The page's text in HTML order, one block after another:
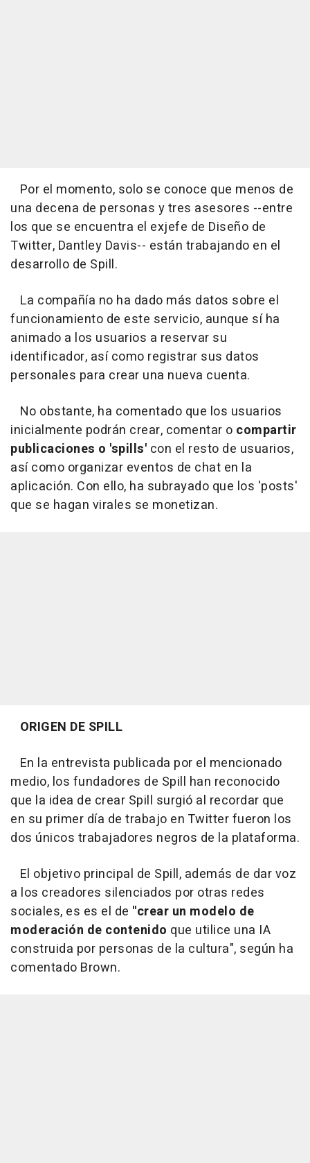
Por el momento, solo se conoce que menos de
una decena de personas y tres asesores --entre
los que se encuentra el exjefe de Diseño de
Twitter, Dantley Davis-- están trabajando en el
desarrollo de Spill.
La compañía no ha dado más datos sobre el
funcionamiento de este servicio, aunque sí ha
animado a los usuarios a reservar su
identificador, así como registrar sus datos
personales para crear una nueva cuenta.
No obstante, ha comentado que los usuarios
inicialmente podrán crear, comentar o compartir
publicaciones o 'spills' con el resto de usuarios,
así como organizar eventos de chat en la
aplicación. Con ello, ha subrayado que los 'posts'
que se hagan virales se monetizan.
ORIGEN DE SPILL
En la entrevista publicada por el mencionado
medio, los fundadores de Spill han reconocido
que la idea de crear Spill surgió al recordar que
en su primer día de trabajo en Twitter fueron los
dos únicos trabajadores negros de la plataforma.
El objetivo principal de Spill, además de dar voz
a los creadores silenciados por otras redes
sociales, es es el de "crear un modelo de
moderación de contenido que utilice una IA
construida por personas de la cultura", según ha
comentado Brown.